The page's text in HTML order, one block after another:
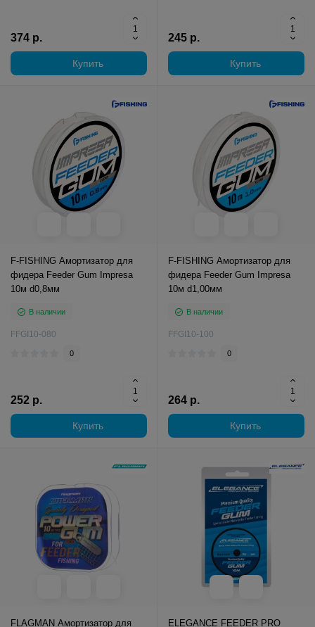
374 р.
Купить
245 р.
Купить
F-FISHING Амортизатор для
фидера Feeder Gum Impresa
10м d0,8мм
В наличии
FFGI10-080
0
252 р.
Купить
F-FISHING Амортизатор для
фидера Feeder Gum Impresa
10м d1,00мм
В наличии
FFGI10-100
0
264 р.
Купить
FLAGMAN Амортизатор для
ELEGANCE FEEDER PRO